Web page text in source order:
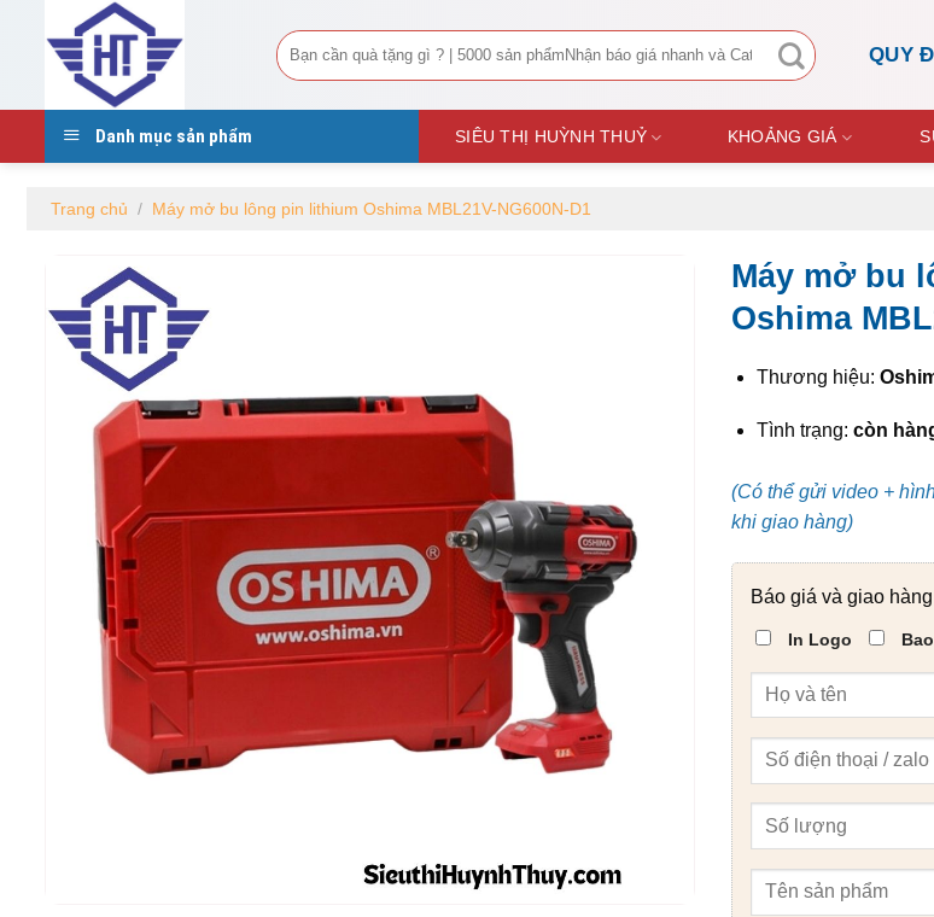
Tìm
kiếm:
QUY
Danh mục sản phẩm SIÊU THỊ HUỲNH THUỶ KHOẢNG GIÁ
Trang chủ / Máy mở bu lông pin lithium Oshima MBL21V-NG600N-D1
Máy mở bu
Oshima
Thương hiệu:
Tình trạng: còn
(Có thể gửi video +
khi giao hàng)
Báo giá và giao
In Logo